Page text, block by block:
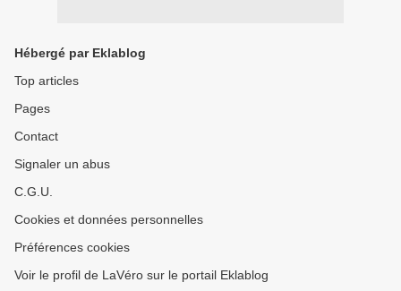
Hébergé par Eklablog
Top articles
Pages
Contact
Signaler un abus
C.G.U.
Cookies et données personnelles
Préférences cookies
Voir le profil de LaVéro sur le portail Eklablog